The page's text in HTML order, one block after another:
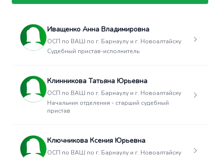
Иващенко Анна Владимировна
ОСП по ВАШ по г. Барнаулу и г. Новоалтайску
Судебный пристав-исполнитель
Клинникова Татьяна Юрьевна
ОСП по ВАШ по г. Барнаулу и г. Новоалтайску
Начальник отделения - старший судебный
пристав
Ключникова Ксения Юрьевна
ОСП по ВАШ по г. Барнаулу и г. Новоалтайску